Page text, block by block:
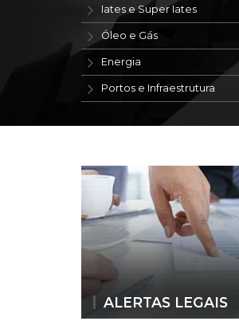
Iates e Super Iates
Óleo e Gás
Energia
Portos e Infraestrutura
ALERTAS LEGAIS